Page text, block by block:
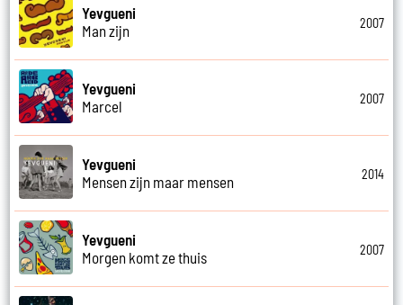
Yevgueni
Man zijn
2007
Yevgueni
Marcel
2007
Yevgueni
Mensen zijn maar mensen
2014
Yevgueni
Morgen komt ze thuis
2007